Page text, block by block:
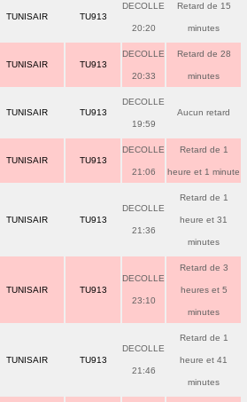
TUNISAIR TU913
DECOLLE
20:20
Retard de 15
minutes
TUNISAIR TU913
DECOLLE
20:33
Retard de 28
minutes
TUNISAIR TU913
DECOLLE
19:59
Aucun retard
TUNISAIR TU913
DECOLLE
21:06
Retard de 1
heure et 1 minute
TUNISAIR TU913
DECOLLE
21:36
Retard de 1
heure et 31
minutes
TUNISAIR TU913
DECOLLE
23:10
Retard de 3
heures et 5
minutes
TUNISAIR TU913
DECOLLE
21:46
Retard de 1
heure et 41
minutes